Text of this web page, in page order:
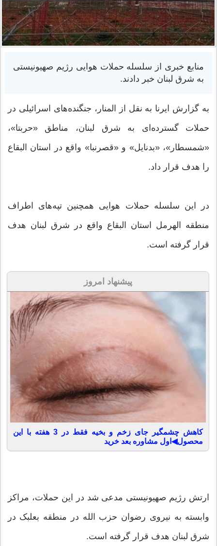
منابع خبری از سلسله حملات هوایی رژیم صهیونیستی
به شرق لبنان خبر دادند.
به گزارش ایرنا به نقل از المنار، جنگنده‌های اسرائیلی در
حملات گسترده‌ای به شرق لبنان، مناطق «حربتا»،
«شمسطار»، «بدنایل» و «قصرنبا» واقع در استان البقاع
را هدف قرار داد.
در این سلسله حملات هوایی همچنین تپه‌های اطراف
منطقه الهرمل استان البقاع واقع در شرق لبنان هدف
قرار گرفته است.
پیشنهاد امروز
کاهش چشمگیر جای زخم و بخیه فقط در 3 هفته با این
محصول◀اول مشاوره بعد خرید
ارتش رژیم صهیونیستی مدعی شد در این حملات، مراکز
وابسته به نیروی رضوان حزب الله در منطقه بعلبک در
شرق لبنان هدف قرار گرفته است.